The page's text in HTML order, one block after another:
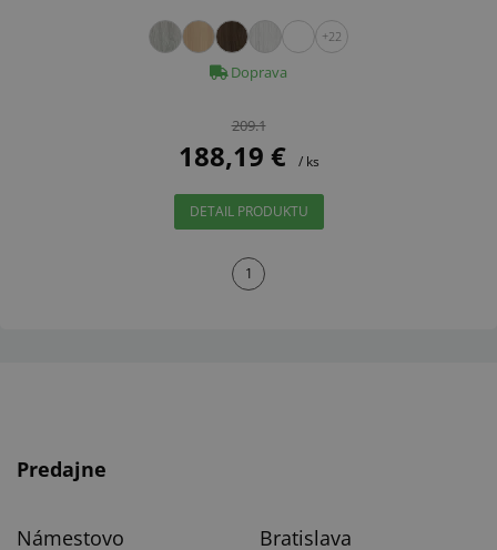
+22
Doprava
209.1
188,19 € / ks
DETAIL PRODUKTU
1
Predajne
Námestovo Bratislava